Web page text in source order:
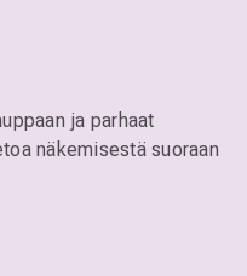
ja parhaat
näkemisestä suoraan